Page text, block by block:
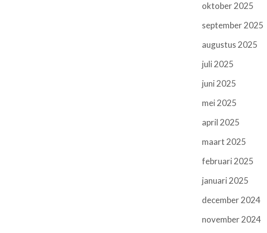
oktober 2025
september 2025
augustus 2025
juli 2025
juni 2025
mei 2025
april 2025
maart 2025
februari 2025
januari 2025
december 2024
november 2024